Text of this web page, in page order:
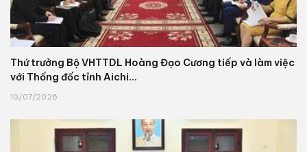
Thứ trưởng Bộ VHTTDL Hoàng Đạo Cương tiếp và làm việc
với Thống đốc tỉnh Aichi...
10/07/2026